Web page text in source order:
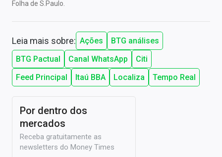
Folha de S.Paulo.
Leia mais sobre: Ações
BTG análises
BTG Pactual
Canal WhatsApp
Citi
Feed Principal
Itaú BBA Localiza Tempo Real
Por dentro dos
mercados
Receba gratuitamente as
newsletters do Money Times